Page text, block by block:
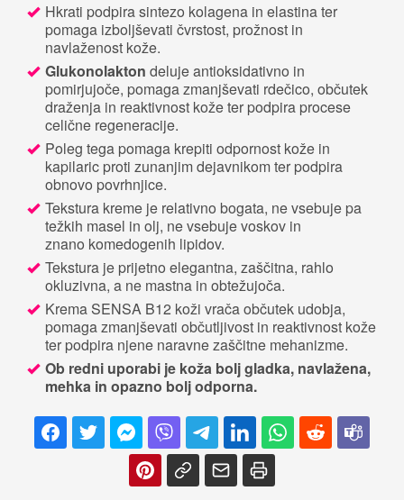
Hkrati podpira sintezo kolagena in elastina ter
pomaga izboljševati čvrstost, prožnost in
navlaženost kože.
Glukonolakton deluje antioksidativno in
pomirjujoče, pomaga zmanjševati rdečico, občutek
draženja in reaktivnost kože ter podpira procese
celične regeneracije.
Poleg tega pomaga krepiti odpornost kože in
kapilaric proti zunanjim dejavnikom ter podpira
obnovo povrhnjice.
Tekstura kreme je relativno bogata, ne vsebuje pa
težkih masel in olj, ne vsebuje voskov in
znano komedogenih lipidov.
Tekstura je prijetno elegantna, zaščitna, rahlo
okluzivna, a ne mastna in obtežujoča.
Krema SENSA B12 koži vrača občutek udobja,
pomaga zmanjševati občutljivost in reaktivnost kože
ter podpira njene naravne zaščitne mehanizme.
Ob redni uporabi je koža bolj gladka, navlažena,
mehka in opazno bolj odporna.